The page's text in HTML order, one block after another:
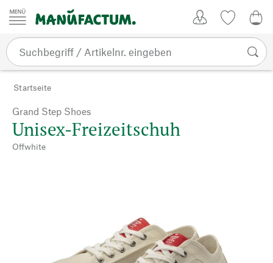
Zum Inhalt springen
Startseite
Grand Step Shoes
Unisex-Freizeitschuh
Offwhite